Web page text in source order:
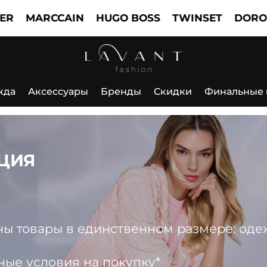
HUGO BOSS TWINSET
Аксессуары Бренды Скидки Финальные
товары в единственном размере:
условия на покупку*